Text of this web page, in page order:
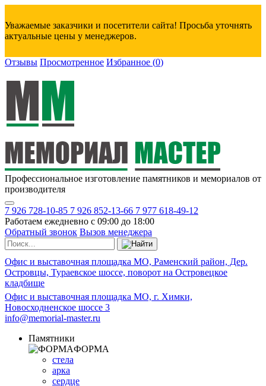
Уважаемые заказчики и посетители сайта! Просьба уточнять
актуальные цены у менеджеров.
Отзывы Просмотренное Избранное (0)
Профессиональное изготовление памятников и мемориалов от
производителя
7 926 728-10-85 7 926 852-13-66 7 977 618-49-12
Работаем ежедневно с 09:00 до 18:00
Обратный звонок Вызов менеджера
Офис и выставочная площадка МО, Раменский район, Дер.
Островцы, Тураевское шоссе, поворот на Островецкое
кладбище
Офис и выставочная площадка МО, г. Химки,
Новосходненское шоссе 3
info@memorial-master.ru
Памятники
ФОРМА
стела
арка
сердце